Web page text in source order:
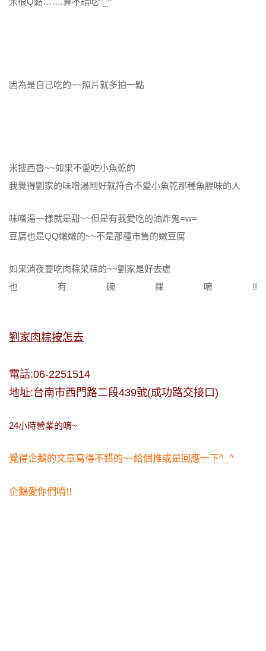
因為是自己吃的~~照片就多拍一點
米搜西魯~~如果不愛吃小魚乾的
我覺得劉家的味噌湯剛好就符合不愛小魚乾那種魚腥味的人
味噌湯一樣就是甜~~但是有我愛吃的油炸鬼=w=
豆腐也是QQ嫩嫩的~~不是那種市售的嫩豆腐
如果消夜要吃肉粽菜粽的~~劉家是好去處
也有碗粿唷!!
劉家肉粽按怎去
電話:06-2251514
地址:台南市西門路二段439號(成功路交接口)
24小時營業的唷~
覺得企鵝的文章寫得不錯的~~給個推或是回應一下^_^
企鵝愛你們唷!!